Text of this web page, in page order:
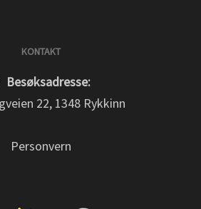
KONTAKT
Besøksadresse:
22, 1348 Rykkinn
Personvern